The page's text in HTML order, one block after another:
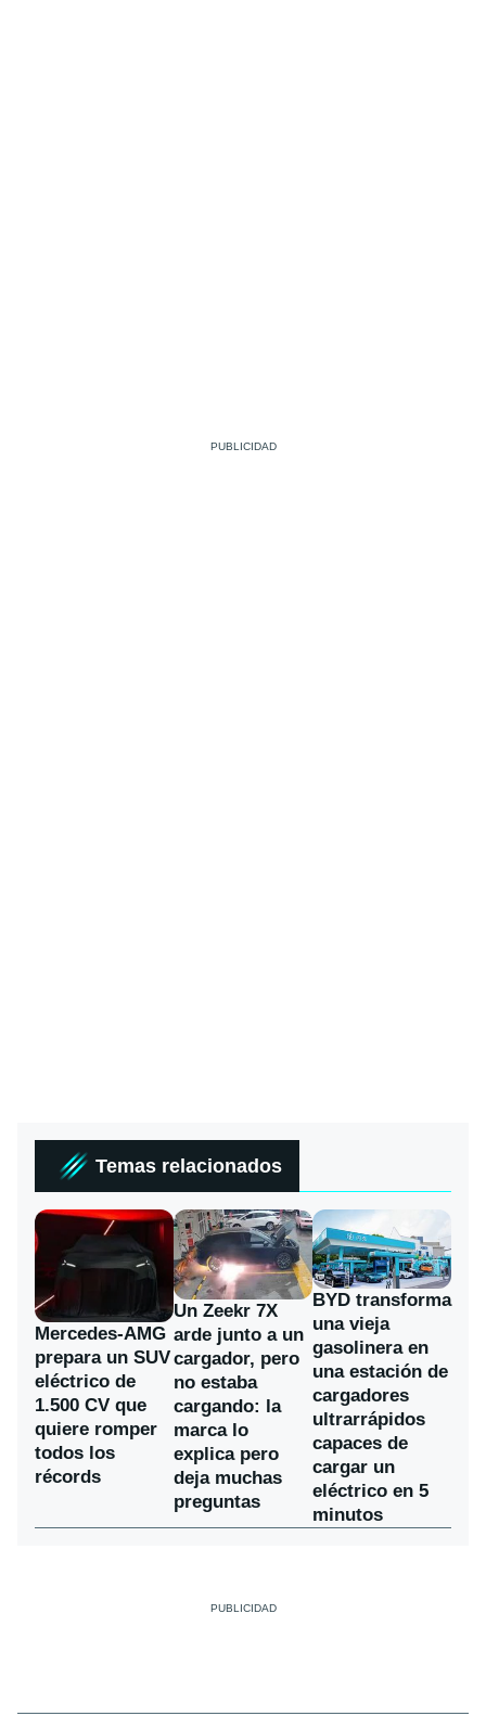
Temas relacionados
Mercedes-AMG
prepara un SUV
eléctrico de
1.500 CV que
quiere romper
todos los
récords
Un Zeekr 7X
arde junto a un
cargador, pero
no estaba
cargando: la
marca lo
explica pero
deja muchas
preguntas
BYD transforma
una vieja
gasolinera en
una estación de
cargadores
ultrarrápidos
capaces de
cargar un
eléctrico en 5
minutos